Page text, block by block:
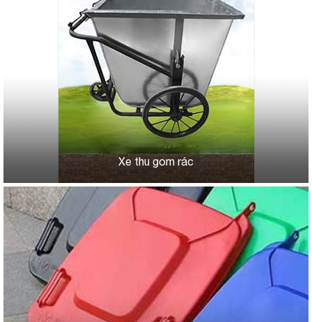
Xe thu gom rác